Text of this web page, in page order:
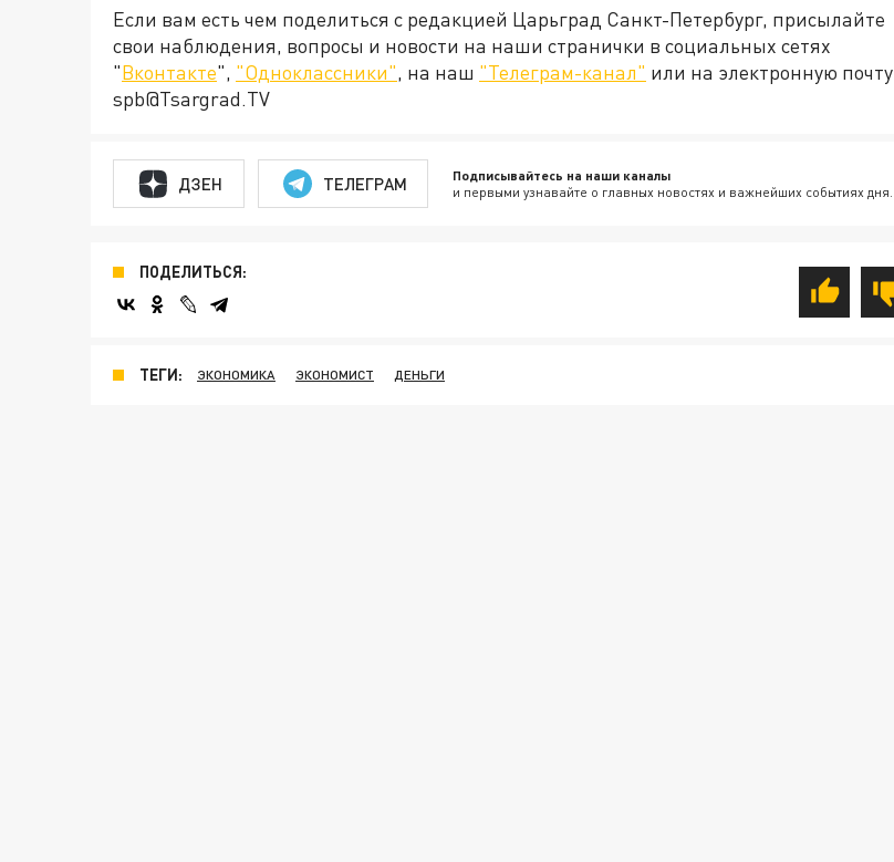
Если вам есть чем поделиться с редакцией Царьград Санкт-Петербург, присылайте
свои наблюдения, вопросы и новости на наши странички в социальных сетях
"Вконтакте", "Одноклассники", на наш "Телеграм-канал" или на электронную почту
spb@Tsargrad.TV
ДЗЕН ТЕЛЕГРАМ Подписывайтесь на наши каналы
и первыми узнавайте о главных новостях и важнейших событиях дня.
ПОДЕЛИТЬСЯ:
ТЕГИ: ЭКОНОМИКА ЭКОНОМИСТ ДЕНЬГИ